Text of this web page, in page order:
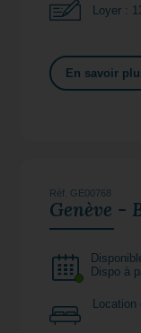
Loyer :
En savoir
Réf. GE00768
Genève -
Dispo à